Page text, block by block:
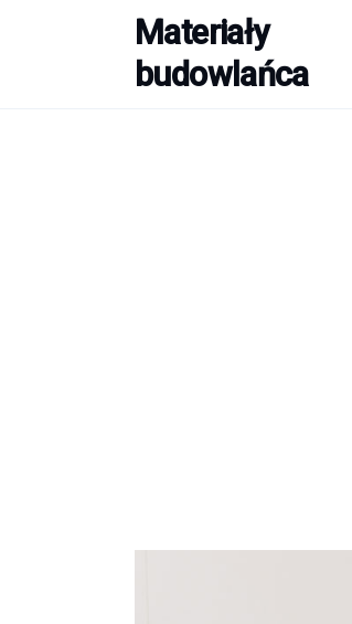
Materiały
budowlańca